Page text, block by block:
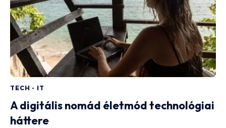
TECH - IT
A digitális nomád életmód technológiai
háttere